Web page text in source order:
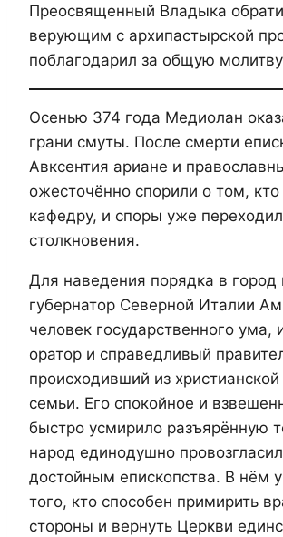
Преосвященный Владыка
верующим с архипастырской
поблагодарил за общую
Осенью 374 года Медиолан
грани смуты. После смерти
Авксентия ариане и
ожесточённо спорили о том, кто
кафедру, и споры уже
столкновения.
Для наведения порядка в город
губернатор Северной Италии
человек государственного ума,
оратор и справедливый
происходивший из
семьи. Его спокойное и
быстро усмирило разъярённую
народ единодушно
достойным епископства. В нём
того, кто способен примирить
стороны и вернуть Церкви